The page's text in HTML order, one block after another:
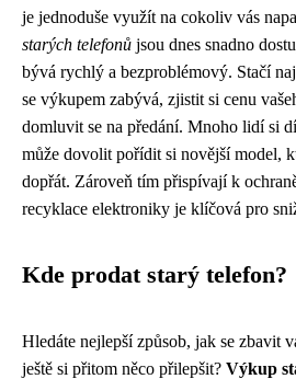
je jednoduše využít na cokoliv vás
starých telefonů jsou dnes snadno
bývá rychlý a bezproblémový. Stačí
se výkupem zabývá, zjistit si cenu
domluvit se na předání. Mnoho lidí si
může dovolit pořídit si novější model,
dopřát. Zároveň tím přispívají k
recyklace elektroniky je klíčová pro
Kde prodat starý telefon?
Hledáte nejlepší způsob, jak se zbavit
ještě si přitom něco přilepšit? Výkup